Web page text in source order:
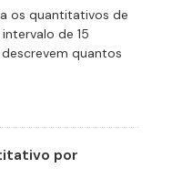
os quantitativos de
de 15
quantos
por